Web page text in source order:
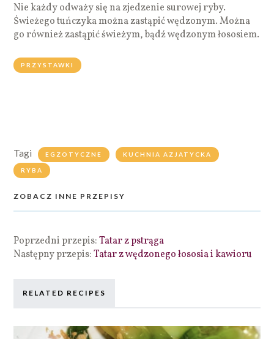
Nie każdy odważy się na zjedzenie surowej ryby.
Świeżego tuńczyka można zastąpić wędzonym. Można
go również zastąpić świeżym, bądź wędzonym łososiem.
PRZYSTAWKI
Tagi EGZOTYCZNE KUCHNIA AZJATYCKA
RYBA
ZOBACZ INNE PRZEPISY
Poprzedni przepis:Tatar z pstrąga
Następny przepis:Tatar z wędzonego łososia i kawioru
RELATED RECIPES